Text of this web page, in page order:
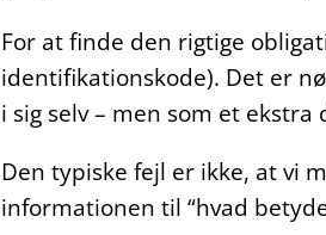
For at finde den rigtige
identifikationskode). Det er
i sig selv – men som et
Den typiske fejl er ikke, at vi
informationen til “hvad